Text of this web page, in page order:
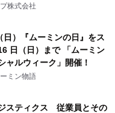
株式会社
日）『ムーミンの日』をス
日（日）まで 「ムーミン
ャルウィーク」開催！
ミン物語
スティクス 従業員とその